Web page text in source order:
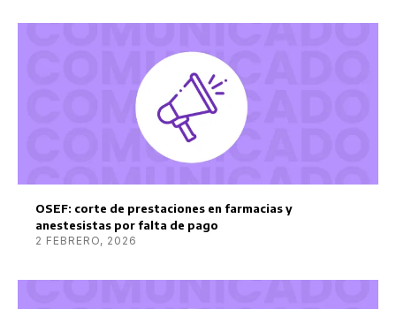
OSEF: corte de prestaciones en farmacias y
anestesistas por falta de pago
2 FEBRERO, 2026